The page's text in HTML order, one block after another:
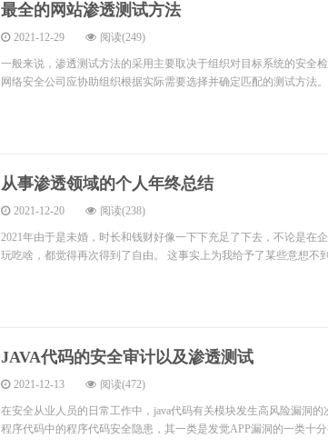
最全的网站渗透测试方法
2021-12-29 阅读(249)
一般来说，渗透测试方法的采用主要取决于组织对目标系统的安全
网络安全公司应协助组织根据实际需要选择并确定匹配的测试方法
从事渗透领域的个人年终总结
2021-12-20 阅读(238)
2021年由于是未婚，时长和钱财好像一下下充足了下去，不论是在
玩吃啥，都觉得再次得到了自由。 这事实上为我给予了某些意想不
JAVA代码的安全审计以及渗透测试
2021-12-13 阅读(472)
在安全从业人员的日常工作中，java代码有关模块发生高风险漏洞
程序代码中的程序代码安全隐患，其一类是发觉APP漏洞的一类十